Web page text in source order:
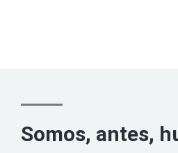
Somos, antes,